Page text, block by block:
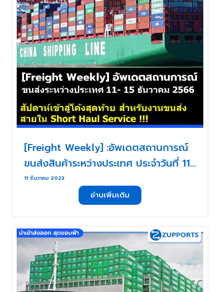
[Freight Weekly] :อัพเดตสถานการณ์
ขนส่งสินค้าระหว่างประเทศ ประจำวันที่ 11-
15 ธันวาคม กับ ZUPPORTS !!! สัปดาห์
เข้าสู่โค้งสุดท้าย สำหรับงานขนส่งสายใน
11 ธันวาคม 2023
อ่านเพิ่มเติม